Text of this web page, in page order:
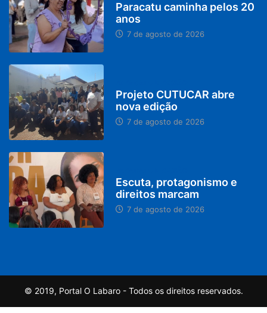
Paracatu caminha pelos 20
anos
7 de agosto de 2026
Projeto CUTUCAR abre
nova edição
7 de agosto de 2026
Escuta, protagonismo e
direitos marcam
7 de agosto de 2026
© 2019, Portal O Labaro - Todos os direitos reservados.